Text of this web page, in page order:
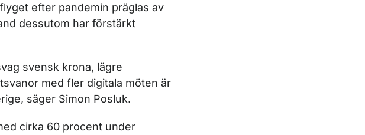
efter pandemin präglas av
dessutom har förstärkt
svensk krona, lägre
med fler digitala möten är
säger Simon Posluk.
cirka 60 procent under